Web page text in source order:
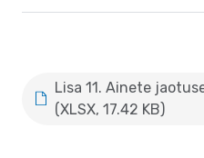
Lisa 11. Ainete
(XLSX, 17.42 KB)